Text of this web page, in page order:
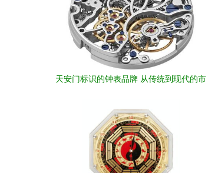
天安门标识的钟表品牌 从传统到现代的市